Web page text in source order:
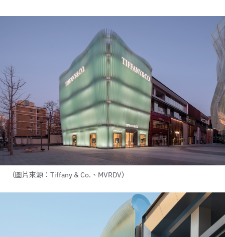
（圖片來源：Tiffany & Co.、MVRDV）